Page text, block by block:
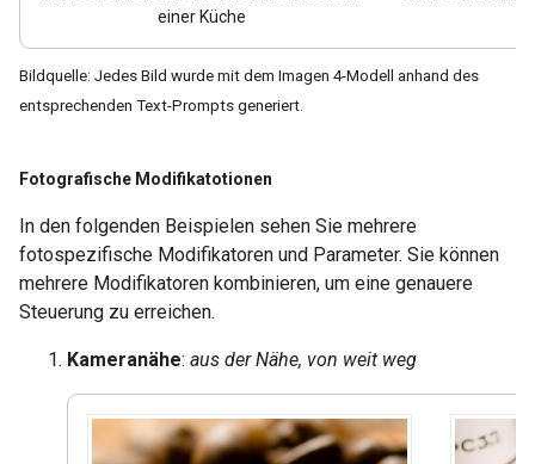
einer Küche
Bildquelle: Jedes Bild wurde mit dem Imagen 4-Modell anhand des
entsprechenden Text-Prompts generiert.
Fotografische Modifikatotionen
In den folgenden Beispielen sehen Sie mehrere
fotospezifische Modifikatoren und Parameter. Sie können
mehrere Modifikatoren kombinieren, um eine genauere
Steuerung zu erreichen.
Kameranähe: aus der Nähe, von weit weg